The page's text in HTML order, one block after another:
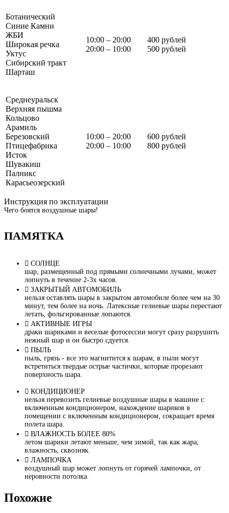
Ботанический
Синие Камни
ЖБИ
Широкая речка
Уктус
Сибирский тракт
Шарташ
10:00 – 20:00
20:00 – 10:00
400 рублей
500 рублей
Среднеуральск
Верхняя пышма
Кольцово
Арамиль
Березовский
Птицефабрика
Исток
Шувакиш
Палникс
Карасьеозерский
10:00 – 20:00
20:00 – 10:00
600 рублей
800 рублей
Инструкция по эксплуатации
Чего боятся воздушные шары!
ПАМЯТКА
СОЛНЦЕ
шар, размещенный под прямыми солнечными лучами, может
лопнуть в течение 2-3х часов.
ЗАКРЫТЫЙ АВТОМОБИЛЬ
нельзя оставлять шары в закрытом автомобиле более чем на 30
минут, тем более на ночь. Латексные гелиевые шары перестают
летать, фольгированные лопаются.
АКТИВНЫЕ ИГРЫ
драки шариками и веселые фотосессии могут сразу разрушить
нежный шар и он быстро сдуется.
ПЫЛЬ
пыль, грязь - все это магнитится к шарам, в пыли могут
встретиться твердые острые частички, которые прорезают
поверхность шара.
КОНДИЦИОНЕР
нельзя перевозить гелиевые воздушные шары в машине с
включенным кондиционером, нахождение шариков в
помещении с включенным кондиционером, сокращает время
полета шара.
ВЛАЖНОСТЬ БОЛЕЕ 80%
летом шарики летают меньше, чем зимой, так как жара,
влажность, сквозняк.
ЛАМПОЧКА
воздушный шар может лопнуть от горячей лампочки, от
неровности потолка.
Похожие